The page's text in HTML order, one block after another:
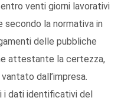
venti giorni lavorativi
secondo la normativa in
delle pubbliche
attestante la certezza,
dall’impresa.
dati identificativi del